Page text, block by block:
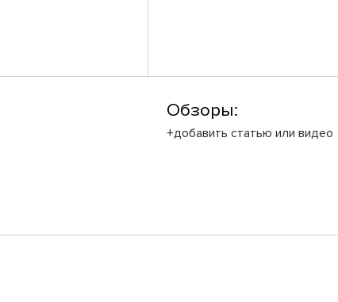
Обзоры:
+добавить статью или видео